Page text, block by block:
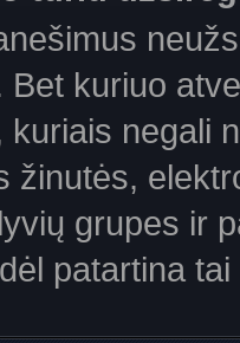
Bet kuriuo
kuriais negali
žinutės,
grupes ir
patartina